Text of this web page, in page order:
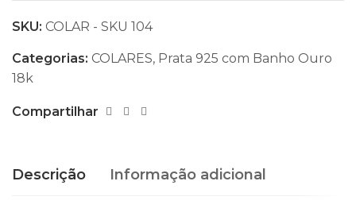
SKU: COLAR - SKU 104
Categorias: COLARES, Prata 925 com Banho Ouro
18k
Compartilhar
Descrição Informação adicional